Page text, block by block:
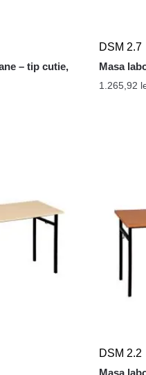
– tip cutie,
DSM 2.7
Masa
1.265,92
DSM 2.2